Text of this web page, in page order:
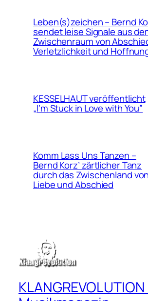
Leben(s)zeichen – Bernd
sendet leise Signale aus
Zwischenraum von
Verletzlichkeit und
KESSELHAUT veröffentlicht
„I’m Stuck in Love with You”
Komm Lass Uns Tanzen –
Bernd Korz’ zärtlicher Tanz
durch das Zwischenland von
Liebe und Abschied